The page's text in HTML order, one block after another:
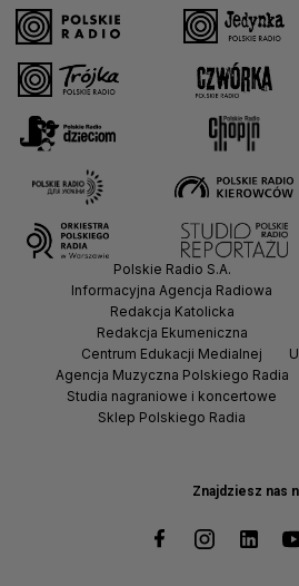
Znajdziesz nas
Polskie Radio S.A.
Informacyjna Agencja Radiowa
Redakcja Katolicka
Redakcja Ekumeniczna
Centrum Edukacji Medialnej
Agencja Muzyczna Polskiego Radia
Studia nagraniowe i koncertowe
Sklep Polskiego Radia